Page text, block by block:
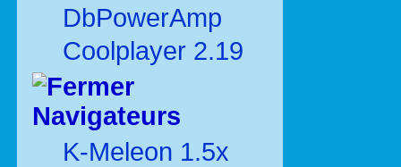
DbPowerAmp
Coolplayer 2.19
Navigateurs
K-Meleon 1.5x